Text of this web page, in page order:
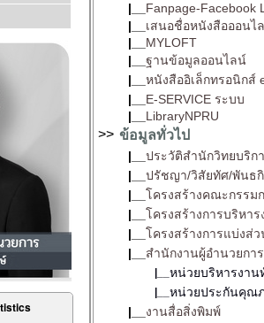
|__ Fanpage-Facebook
|__ เสนอชื่อหนังสือออนไ
|__ MYLOFT
|__ ฐานข้อมูลออนไลน์
|__ หนังสืออิเล็กทรอนิกส์
|__ E-SERVICE ระบบ
|__ LibraryNPRU
>> ข้อมูลทั่วไป
|__ ประวัติสำนักวิทยบริก
|__ ปรัชญา/วิสัยทัศ/พันธ
|__ โครงสร้างคณะกรรม
|__ โครงสร้างการบริหา
|__ โครงสร้างการแบ่งส่
|__ สำนักงานผู้อำนวยการ
หน่วยบริหารงาน
หน่วยประกันคุณ
|__ งานสื่อสิ่งพิมพ์